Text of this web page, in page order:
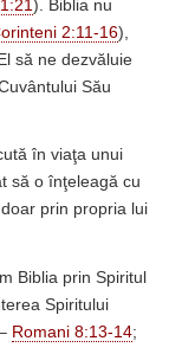
). Biblia nu
2:11-16),
să ne dezvăluie
Său
în viaţa unui
să o înţeleagă cu
prin propria lui
Biblia prin Spiritul
Spiritului
Romani 8:13-14;